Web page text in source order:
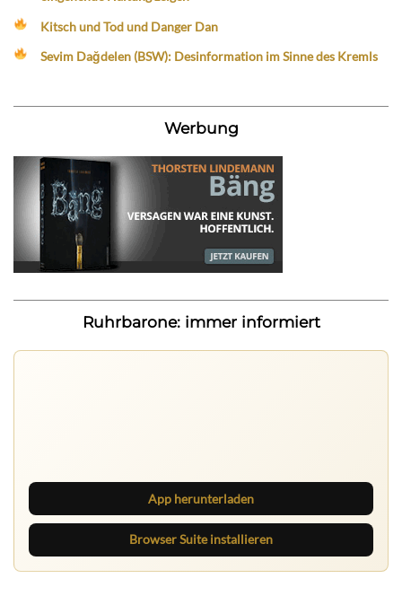
Kitsch und Tod und Danger Dan
Sevim Dağdelen (BSW): Desinformation im Sinne des Kremls
Werbung
Ruhrbarone: immer informiert
App herunterladen
Browser Suite installieren